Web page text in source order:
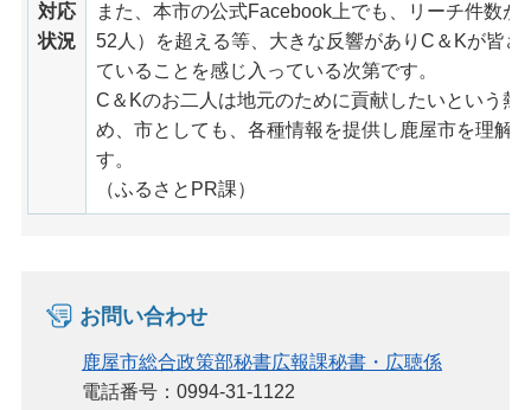
対応
状況
また、本市の公式Facebook上でも、リーチ件数
52人）を超える等、大きな反響がありC＆Kが皆
ていることを感じ入っている次第です。
C＆Kのお二人は地元のために貢献したいという熱
め、市としても、各種情報を提供し鹿屋市を理解
す。
（ふるさとPR課）
お問い合わせ
鹿屋市総合政策部秘書広報課秘書・広聴係
電話番号：0994-31-1122